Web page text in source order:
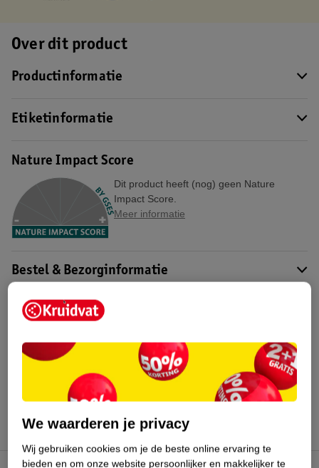
Over dit product
Productinformatie
Etiketinformatie
Nature Impact Score
Dit product heeft (nog) geen Nature
Impact Score.
Meer informatie
Bestel & Bezorginformatie
Bekijk ook
Meer Borotalco Alle Deospray
Hoe controleren wij de reviews?
We waarderen je privacy
Wij gebruiken cookies om je de beste online ervaring te
bieden en om onze website persoonlijker en makkelijker te